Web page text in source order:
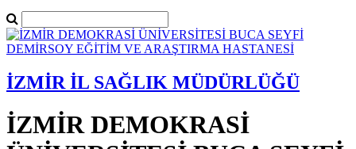
İZMİR İL SAĞLIK MÜDÜRLÜĞÜ
İZMİR DEMOKRASİ